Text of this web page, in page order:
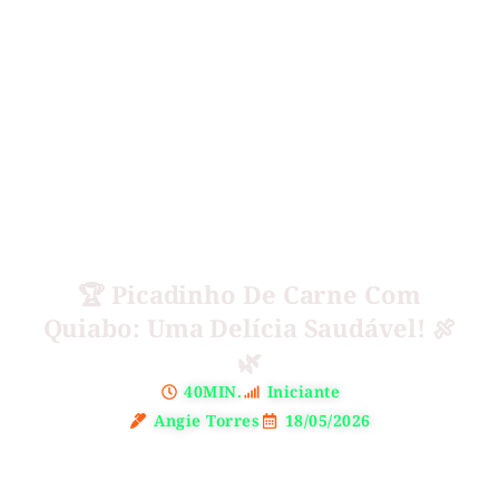
🏆 Picadinho De Carne Com
Quiabo: Uma Delícia Saudável! 🍖
🌿
40MIN.
Iniciante
Angie Torres
18/05/2026